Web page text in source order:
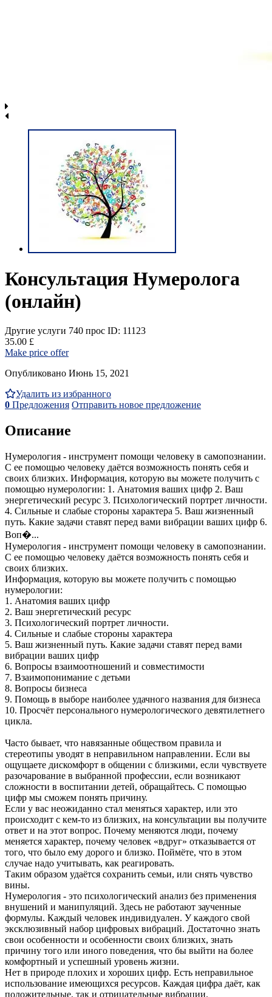
Консультация Нумеролога
(онлайн)
Другие услуги 740 прос ID: 11123
35.00 £
Make price offer
Опубликовано Июнь 15, 2021
Удалить из избранного
0 Предложения Отправить новое предложение
Описание
Нумерология - инструмент помощи человеку в самопознании.
С ее помощью человеку даётся возможность понять себя и
своих близких. Информация, которую вы можете получить с
помощью нумерологии: 1. Анатомия ваших цифр 2. Ваш
энергетический ресурс 3. Психологический портрет личности.
4. Сильные и слабые стороны характера 5. Ваш жизненный
путь. Какие задачи ставят перед вами вибрации ваших цифр 6.
Воп�...
Нумерология - инструмент помощи человеку в самопознании.
С ее помощью человеку даётся возможность понять себя и
своих близких.
Информация, которую вы можете получить с помощью
нумерологии:
1. Анатомия ваших цифр
2. Ваш энергетический ресурс
3. Психологический портрет личности.
4. Сильные и слабые стороны характера
5. Ваш жизненный путь. Какие задачи ставят перед вами
вибрации ваших цифр
6. Вопросы взаимоотношений и совместимости
7. Взаимопонимание с детьми
8. Вопросы бизнеса
9. Помощь в выборе наиболее удачного названия для бизнеса
10. Просчёт персонального нумерологического девятилетнего
цикла.
Часто бывает, что навязанные обществом правила и
стереотипы уводят в неправильном направлении. Если вы
ощущаете дискомфорт в общении с близкими, если чувствуете
разочарование в выбранной профессии, если возникают
сложности в воспитании детей, обращайтесь. С помощью
цифр мы сможем понять причину.
Если у вас неожиданно стал меняться характер, или это
происходит с кем-то из близких, на консультации вы получите
ответ и на этот вопрос. Почему меняются люди, почему
меняется характер, почему человек «вдруг» отказывается от
того, что было ему дорого и близко. Поймёте, что в этом
случае надо учитывать, как реагировать.
Таким образом удаётся сохранить семьи, или снять чувство
вины.
Нумерология - это психологический анализ без применения
внушений и манипуляций. Здесь не работают заученные
формулы. Каждый человек индивидуален. У каждого свой
эксклюзивный набор цифровых вибраций. Достаточно знать
свои особенности и особенности своих близких, знать
причину того или иного поведения, что бы выйти на более
комфортный и успешный уровень жизни.
Нет в природе плохих и хороших цифр. Есть неправильное
использование имеющихся ресурсов. Каждая цифра даёт, как
положительные, так и отрицательные вибрации.